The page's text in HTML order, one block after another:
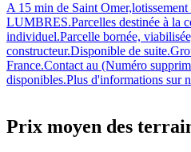
A 15 min de Saint
LUMBRES.Parcelles destinée à la
individuel.Parcelle bornée,
constructeur.Disponible de
France.Contact au (Numéro
disponibles.Plus d'informations sur
Prix moyen des